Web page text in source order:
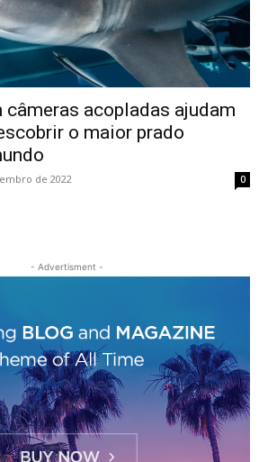
câmeras acopladas ajudam
o maior prado
de 2022 0
- Advertisment -